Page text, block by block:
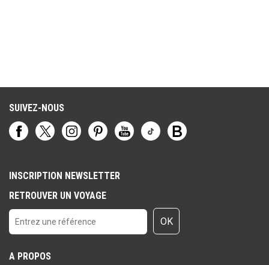
SUIVEZ-NOUS
INSCRIPTION NEWSLETTER
RETROUVER UN VOYAGE
OK
A PROPOS